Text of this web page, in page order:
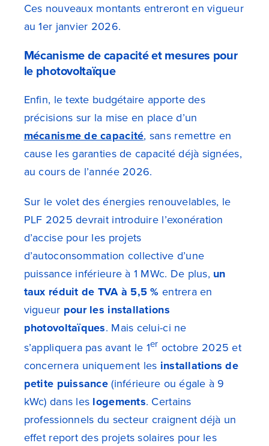
Ces nouveaux montants entreront en vigueur
au 1er janvier 2026.
Mécanisme de capacité et mesures pour
le photovoltaïque
Enfin, le texte budgétaire apporte des
précisions sur la mise en place d’un
mécanisme de capacité, sans remettre en
cause les garanties de capacité déjà signées,
au cours de l’année 2026.
Sur le volet des énergies renouvelables, le
PLF 2025 devrait introduire l’exonération
d’accise pour les projets
d’autoconsommation collective d’une
puissance inférieure à 1 MWc. De plus, un
taux réduit de TVA à 5,5 % entrera en
vigueur pour les installations
photovoltaïques. Mais celui-ci ne
s’appliquera pas avant le 1er octobre 2025 et
concernera uniquement les installations de
petite puissance(inférieure ou égale à 9
kWc) dans les logements. Certains
professionnels du secteur craignent déjà un
effet report des projets solaires pour les